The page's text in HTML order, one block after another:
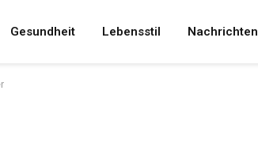
Gesundheit Lebensstil Nachrichten